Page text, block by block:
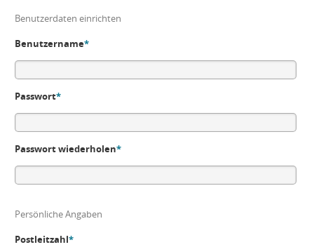
Benutzerdaten einrichten
Benutzername*
Passwort*
Passwort wiederholen*
Persönliche Angaben
Postleitzahl*